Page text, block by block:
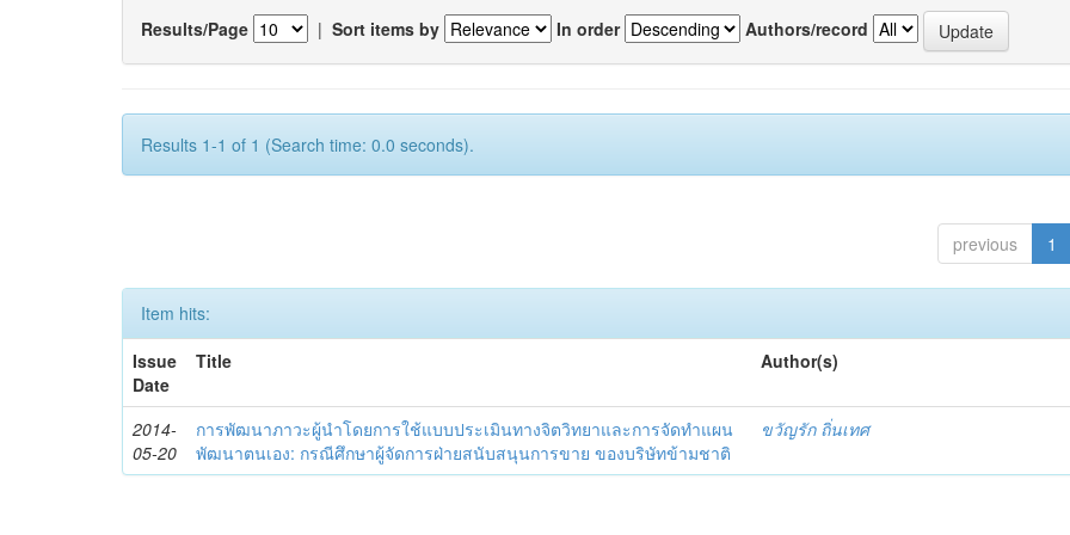
Results/Page | Sort items by In order Authors/record
Results 1-1 of 1 (Search time: 0.0 seconds).
previous 1
Item hits:
Issue
Date
Title Author(s)
2014-
05-20
การพัฒนาภาวะผู้นำโดยการใช้แบบประเมินทางจิตวิทยาและการจัดทำแผน
พัฒนาตนเอง: กรณีศึกษาผู้จัดการฝ่ายสนับสนุนการขาย ของบริษัทข้ามชาติ
ขวัญรัก ถิ่นเทศ